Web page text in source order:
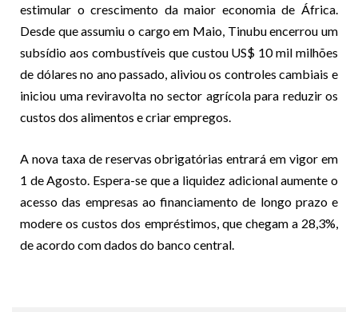
estimular o crescimento da maior economia de África.
Desde que assumiu o cargo em Maio, Tinubu encerrou um
subsídio aos combustíveis que custou US$ 10 mil milhões
de dólares no ano passado, aliviou os controles cambiais e
iniciou uma reviravolta no sector agrícola para reduzir os
custos dos alimentos e criar empregos.
A nova taxa de reservas obrigatórias entrará em vigor em
1 de Agosto. Espera-se que a liquidez adicional aumente o
acesso das empresas ao financiamento de longo prazo e
modere os custos dos empréstimos, que chegam a 28,3%,
de acordo com dados do banco central.